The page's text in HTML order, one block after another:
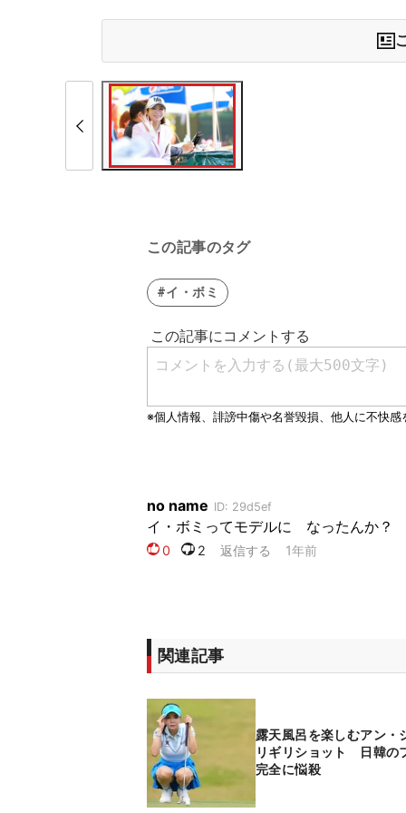
この記事のタグ
#イ・ボミ
関連記事
露天風呂を楽しむアン・
リギリショット 日韓の
完全に悩殺